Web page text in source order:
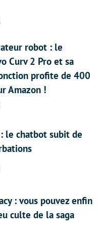
robot : le
Curv 2 Pro et sa
profite de 400
Amazon !
le chatbot subit de
: vous pouvez enfin
culte de la saga